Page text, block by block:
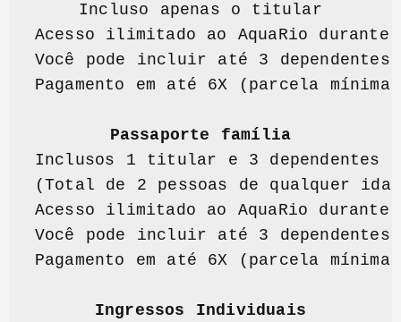
Incluso apenas o titular
Acesso ilimitado ao AquaRio durante
Você pode incluir até 3
Pagamento em até 6X (parcela mínima
Passaporte família
Inclusos 1 titular e 3 dependentes
(Total de 2 pessoas de qualquer
Acesso ilimitado ao AquaRio durante
Você pode incluir até 3
Pagamento em até 6X (parcela mínima
Ingressos Individuais